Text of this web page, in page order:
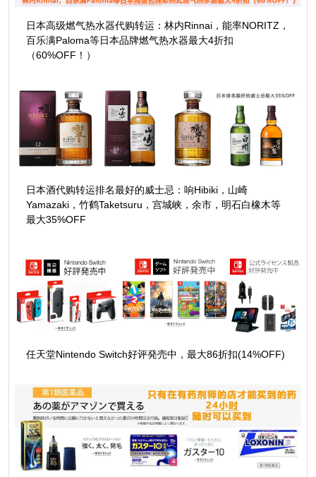
日本高级燃气热水器代购转运：林内Rinnai，能率NORITZ，
百乐满Paloma等日本品牌燃气热水器最大4折扣
（60%OFF！）
日本酒代购转运排名最好的威士忌：响Hibiki，山崎
Yamazaki，竹鹤Taketsuru，宫城峡，余市，明石白橡木等
最大35%OFF
任天堂Nintendo Switch好评発売中，最大86折扣(14%OFF)